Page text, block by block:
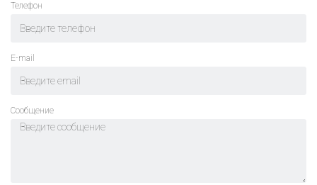
Телефон
E-mail
Cообщение